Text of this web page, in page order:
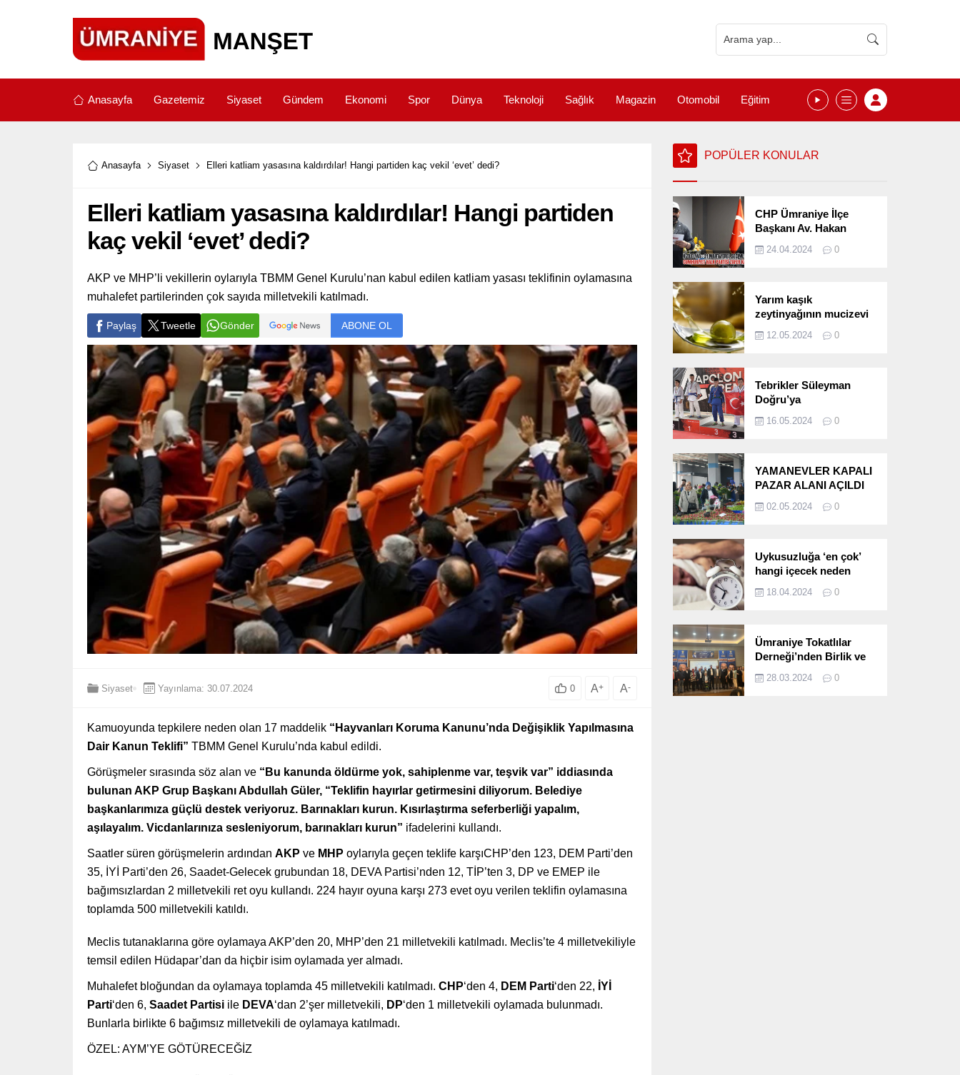
Anasayfa Gazetemiz Siyaset Gündem Ekonomi Spor Dünya Teknoloji Sağlık Magazin Otomobil Eğitim
Anasayfa Siyaset Elleri katliam yasasına kaldırdılar! Hangi partiden kaç vekil ‘evet’ dedi?
Elleri katliam yasasına kaldırdılar! Hangi partiden
kaç vekil ‘evet’ dedi?
AKP ve MHP’li vekillerin oylarıyla TBMM Genel Kurulu’nan kabul edilen katliam yasası teklifinin oylamasına
muhalefet partilerinden çok sayıda milletvekili katılmadı.
Paylaş Tweetle Gönder ABONE OL
Siyaset Yayınlama: 30.07.2024 0 A+ A-
Kamuoyunda tepkilere neden olan 17 maddelik “Hayvanları Koruma Kanunu’nda Değişiklik Yapılmasına
Dair Kanun Teklifi” TBMM Genel Kurulu’nda kabul edildi.
Görüşmeler sırasında söz alan ve “Bu kanunda öldürme yok, sahiplenme var, teşvik var” iddiasında
bulunan AKP Grup Başkanı Abdullah Güler, “Teklifin hayırlar getirmesini diliyorum. Belediye
başkanlarımıza güçlü destek veriyoruz. Barınakları kurun. Kısırlaştırma seferberliği yapalım,
aşılayalım. Vicdanlarınıza sesleniyorum, barınakları kurun” ifadelerini kullandı.
Saatler süren görüşmelerin ardından AKP ve MHP oylarıyla geçen teklife karşıCHP’den 123, DEM Parti’den
35, İYİ Parti’den 26, Saadet-Gelecek grubundan 18, DEVA Partisi’nden 12, TİP’ten 3, DP ve EMEP ile
bağımsızlardan 2 milletvekili ret oyu kullandı. 224 hayır oyuna karşı 273 evet oyu verilen teklifin oylamasına
toplamda 500 milletvekili katıldı.
Meclis tutanaklarına göre oylamaya AKP’den 20, MHP’den 21 milletvekili katılmadı. Meclis’te 4 milletvekiliyle
temsil edilen Hüdapar’dan da hiçbir isim oylamada yer almadı.
Muhalefet bloğundan da oylamaya toplamda 45 milletvekili katılmadı. CHP‘den 4, DEM Parti‘den 22, İYİ
Parti‘den 6, Saadet Partisi ile DEVA‘dan 2’şer milletvekili, DP‘den 1 milletvekili oylamada bulunmadı.
Bunlarla birlikte 6 bağımsız milletvekili de oylamaya katılmadı.
ÖZEL: AYM’YE GÖTÜRECEĞİZ
POPÜLER KONULAR
CHP Ümraniye İlçe
Başkanı Av. Hakan
Seçimlerini
24.04.2024 0
Yarım kaşık
zeytinyağının mucizevi
12.05.2024 0
Tebrikler Süleyman
Doğru’ya
16.05.2024 0
YAMANEVLER KAPALI
PAZAR ALANI AÇILDI
02.05.2024 0
Uykusuzluğa ‘en çok’
hangi içecek neden
18.04.2024 0
Ümraniye Tokatlılar
Derneği’nden Birlik ve
Programı
28.03.2024 0